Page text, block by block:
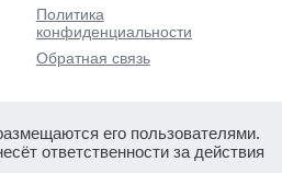
Политика
конфиденциальности
Обратная связь
его пользователями.
ответственности за действия